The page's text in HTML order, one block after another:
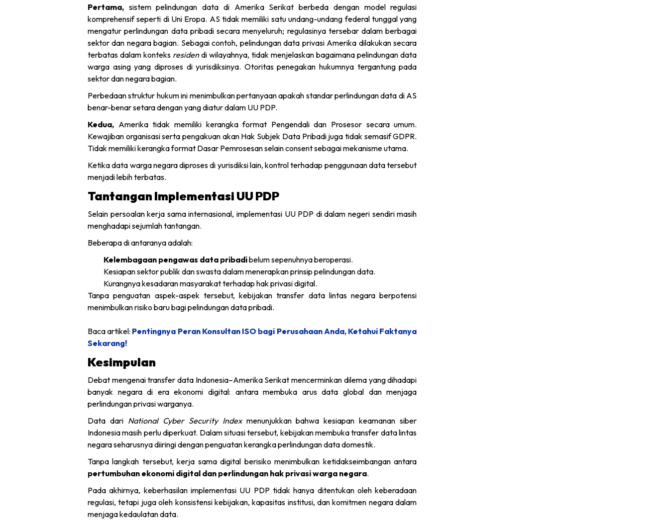
Pertama, sistem pelindungan data di Amerika Serikat berbeda dengan model regulasi
komprehensif seperti di Uni Eropa. AS tidak memiliki satu undang-undang federal tunggal yang
mengatur perlindungan data pribadi secara menyeluruh; regulasinya tersebar dalam berbagai
sektor dan negara bagian. Sebagai contoh, pelindungan data privasi Amerika dilakukan secara
terbatas dalam konteks residendi wilayahnya, tidak menjelaskan bagaimana pelindungan data
warga asing yang diproses di yurisdiksinya. Otoritas penegakan hukumnya tergantung pada
sektor dan negara bagian.
Perbedaan struktur hukum ini menimbulkan pertanyaan apakah standar perlindungan data di AS
benar-benar setara dengan yang diatur dalam UU PDP.
Kedua, Amerika tidak memiliki kerangka format Pengendali dan Prosesor secara umum.
Kewajiban organisasi serta pengakuan akan Hak Subjek Data Pribadi juga tidak semasif GDPR.
Tidak memiliki kerangka format Dasar Pemrosesan selain consent sebagai mekanisme utama.
Ketika data warga negara diproses di yurisdiksi lain, kontrol terhadap penggunaan data tersebut
menjadi lebih terbatas.
Tantangan Implementasi UU PDP
Selain persoalan kerja sama internasional, implementasi UU PDP di dalam negeri sendiri masih
menghadapi sejumlah tantangan.
Beberapa di antaranya adalah:
Kelembagaan pengawas data pribadibelum sepenuhnya beroperasi.
Kesiapan sektor publik dan swasta dalam menerapkan prinsip pelindungan data.
Kurangnya kesadaran masyarakat terhadap hak privasi digital.
Tanpa penguatan aspek-aspek tersebut, kebijakan transfer data lintas negara berpotensi
menimbulkan risiko baru bagi pelindungan data pribadi.
Baca artikel: Pentingnya Peran Konsultan ISO bagi Perusahaan Anda, Ketahui Faktanya
Sekarang!
Kesimpulan
Debat mengenai transfer data Indonesia–Amerika Serikat mencerminkan dilema yang dihadapi
banyak negara di era ekonomi digital: antara membuka arus data global dan menjaga
perlindungan privasi warganya.
Data dari National Cyber Security Index menunjukkan bahwa kesiapan keamanan siber
Indonesia masih perlu diperkuat. Dalam situasi tersebut, kebijakan membuka transfer data lintas
negara seharusnya diiringi dengan penguatan kerangka perlindungan data domestik.
Tanpa langkah tersebut, kerja sama digital berisiko menimbulkan ketidakseimbangan antara
pertumbuhan ekonomi digital dan perlindungan hak privasi warga negara.
Pada akhirnya, keberhasilan implementasi UU PDP tidak hanya ditentukan oleh keberadaan
regulasi, tetapi juga oleh konsistensi kebijakan, kapasitas institusi, dan komitmen negara dalam
menjaga kedaulatan data.